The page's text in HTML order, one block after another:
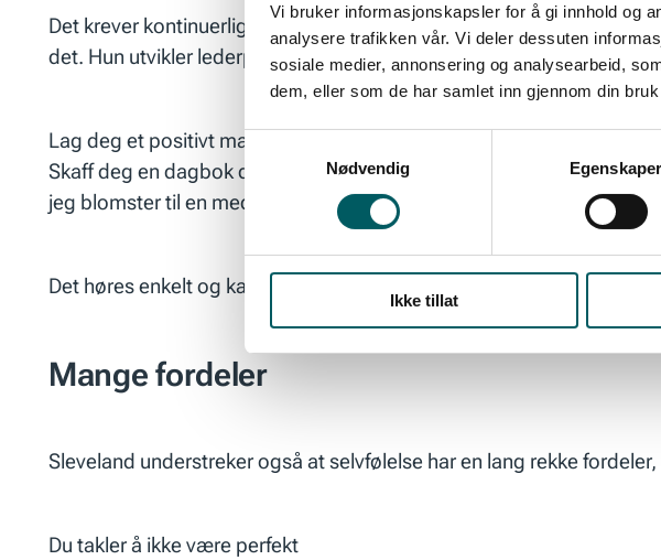
Vi bruker informasjonskapsler for å gi innhold og
analysere trafikken vår. Vi deler dessuten
sosiale medier, annonsering og analysearbeid,
dem, eller som de har samlet inn gjennom din
Samtykkevalg
Nødvendig
Egenskaper
Ikke tillat
Det krever kontinuerlig arbeid å holde selvfølelsen god og sunn.
det. Hun utvikler lederprogrammer, er Coachenes coach og eier av
Lag deg et positivt mantra, som du gjentar minst fem ganger om
Skaff deg en dagbok der du daglig skriver ned tre egenskaper du
jeg blomster til en medarbeider som trenger en oppmuntring».
Det høres enkelt og kanskje litt tullete ut for noen, men det virker.
Mange fordeler
Sleveland understreker også at selvfølelse har en lang rekke
Du takler å ikke være perfekt